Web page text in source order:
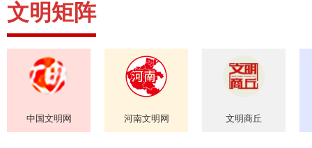
文明矩阵
中国文明网 河南文明网 文明商丘